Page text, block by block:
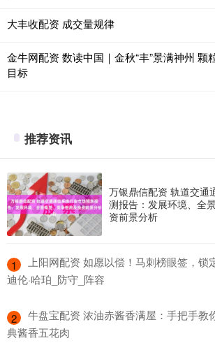
大丰收配资 成交量规律
金牛网配资 数读中国｜金秋“丰”景满神州 颗
目标
推荐资讯
万银鼎信配资 轨道交通
测报告：发展环境、全
资前景分析
1
上阳网配资 如愿以偿！马刺榜眼签，锁
迪伦·哈珀_防守_阵容
2
牛盘宝配资 浓油赤酱香满屋：手把手教
典酱香五花肉